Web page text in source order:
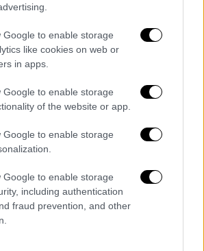
Google to enable storage
like cookies on web or
in apps.
Google to enable storage
of the website or app.
Google to enable storage
Google to enable storage
including authentication
fraud prevention, and other
το πρώτο
μια σκοτεινή και
που φαίνεται να
πιστά την ατμόσφαιρα του
video